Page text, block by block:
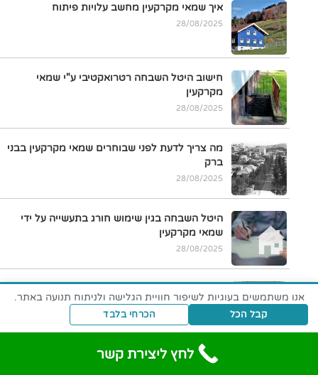
איך שמאי מקרקעין מחשב עלויות פיתוח
28/08/2025
חישוב היטל השבחה רטרואקטיבי ע"י שמאי
מקרקעין
28/08/2025
מה צריך לדעת לפני שבוחרים שמאי מקרקעין בבני
ברק
28/08/2025
היטל השבחה בגין שימוש חורג בתעשייה על ידי
שמאי מקרקעין
28/08/2025
שירות
היטל השבחה לצורך פיצול דירה ע"י שמאי מקרקעין
אנו משתמשים בעוגיות לשיפור חוויית הגלישה ולניתוח תנועה באתר.
קבל הכל הכרחי בלבד
לחץ ליצירת קשר